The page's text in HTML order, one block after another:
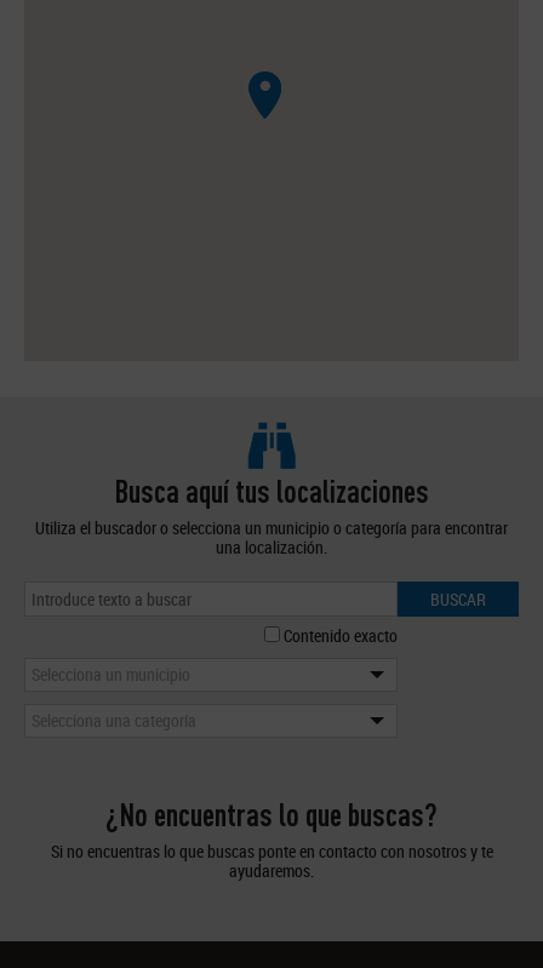
Busca aquí tus localizaciones
Utiliza el buscador o selecciona un municipio o categoría para encontrar
una localización.
BUSCAR
Contenido exacto
Selecciona un municipio
Selecciona una categoría
¿No encuentras lo que buscas?
Si no encuentras lo que buscas ponte en contacto con nosotros y te
ayudaremos.